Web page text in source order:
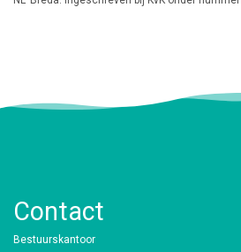
Contact
Bestuurskantoor